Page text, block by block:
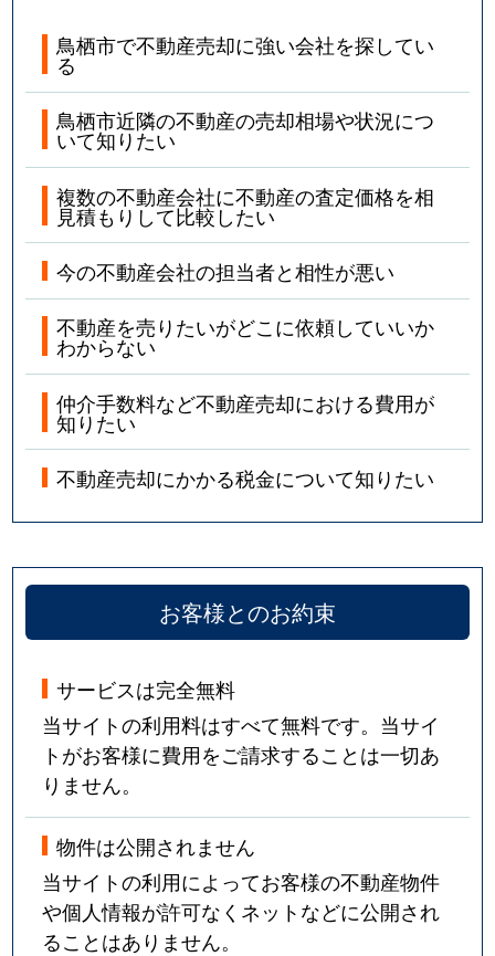
鳥栖市で不動産売却に強い会社を探してい
る
鳥栖市近隣の不動産の売却相場や状況につ
いて知りたい
複数の不動産会社に不動産の査定価格を相
見積もりして比較したい
今の不動産会社の担当者と相性が悪い
不動産を売りたいがどこに依頼していいか
わからない
仲介手数料など不動産売却における費用が
知りたい
不動産売却にかかる税金について知りたい
お客様とのお約束
サービスは完全無料
当サイトの利用料はすべて無料です。当サイ
トがお客様に費用をご請求することは一切あ
りません。
物件は公開されません
当サイトの利用によってお客様の不動産物件
や個人情報が許可なくネットなどに公開され
ることはありません。